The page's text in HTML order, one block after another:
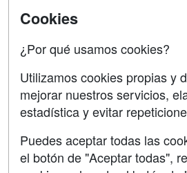
Contactar
Copyleft
Grupo formazion:
Cookies
¿Por qué usamos cookies?
Utilizamos cookies propias y
mejorar nuestros servicios,
estadística y evitar
Puedes aceptar todas las
el botón de "Aceptar todas",